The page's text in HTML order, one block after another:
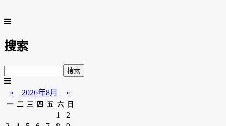
搜索
« 2026年8月 »
一 二 三 四 五 六 日
1
2